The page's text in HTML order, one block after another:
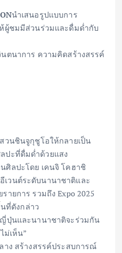
นำเสนอรูปแบบการ
ผู้ชมมีส่วนร่วมและดื่มด่ำกับ
ตนาการ ความคิดสร้างสรรค์
วนชินจูกุชูโอให้กลายเป็น
ปะที่ดื่มด่ำด้วยแสง
ศิลปะโดย เคนจิ โคฮาชิ
วนต์ระดับนานาชาติและ
ยการ รวมถึง Expo 2025
ที่ดังกล่าว
ปุ่นและนานาชาติจะร่วมกัน
ม่เห็น”
าง สร้างสรรค์ประสบการณ์